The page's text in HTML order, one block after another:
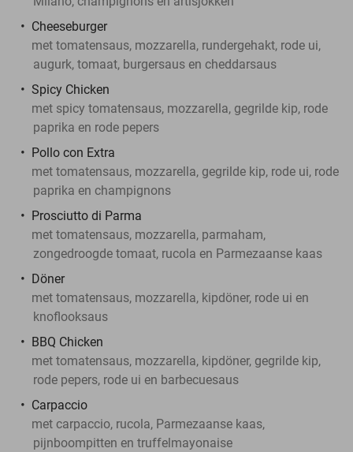
Cheeseburger
met tomatensaus, mozzarella, rundergehakt, rode ui,
augurk, tomaat, burgersaus en cheddarsaus
Spicy Chicken
met spicy tomatensaus, mozzarella, gegrilde kip, rode
paprika en rode pepers
Pollo con Extra
met tomatensaus, mozzarella, gegrilde kip, rode ui, rode
paprika en champignons
Prosciutto di Parma
met tomatensaus, mozzarella, parmaham,
zongedroogde tomaat, rucola en Parmezaanse kaas
Döner
met tomatensaus, mozzarella, kipdöner, rode ui en
knoflooksaus
BBQ Chicken
met tomatensaus, mozzarella, kipdöner, gegrilde kip,
rode pepers, rode ui en barbecuesaus
Carpaccio
met carpaccio, rucola, Parmezaanse kaas,
pijnboompitten en truffelmayonaise